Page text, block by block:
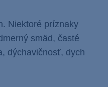
Niektoré príznaky
smäd, časté
dýchavičnosť, dych